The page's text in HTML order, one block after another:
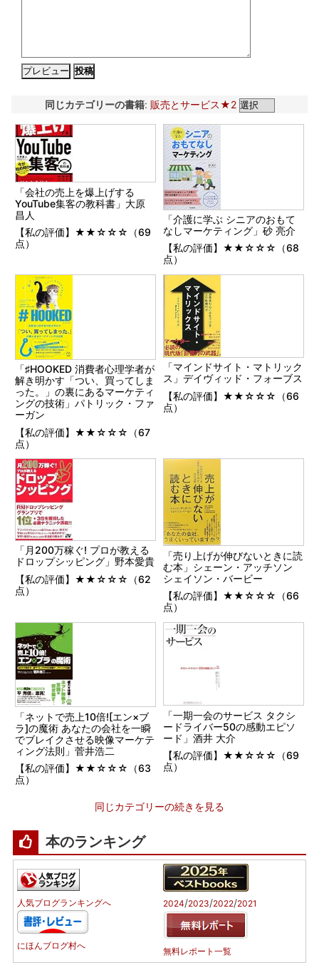
同じカテゴリーの書籍: 販売とサービス★2
「会社の売上を爆上げする
YouTube集客の教科書」大原
昌人
【私の評価】★★☆☆☆（69
点）
「介護に学ぶ シニアのおもて
なしマーケティング」砂 亮介
【私の評価】★★☆☆☆（68
点）
「♯HOOKED 消費者心理学者が
解き明かす「つい、買ってしま
った。」の裏にあるマーケティ
ングの技術」パトリック・ファ
ーガン
【私の評価】★★☆☆☆（67
点）
「マインドサイト・マトリック
ス」デイヴィッド・フォーブス
【私の評価】★★☆☆☆（66
点）
「月200万稼ぐ! プロが教える
ドロップシッピング」野本愛貴
【私の評価】★★☆☆☆（62
点）
「売り上げが伸びないときに読
む本」シェーン・アッチソン
シェイソン・バービー
【私の評価】★★☆☆☆（66
点）
「ネットで売上10倍![エン×ブ
ラ]の魔術 あなたの会社を一瞬
でブレイクさせる映像マーケテ
ィング法則」菅井浩二
【私の評価】★★☆☆☆（63
点）
「一期一会のサービス タクシ
ードライバー50の感動エピソ
ード」酒井 大介
【私の評価】★★☆☆☆（69
点）
同じカテゴリーの続きを見る
本のランキング
人気ブログランキングへ
にほんブログ村へ
2024/2023/2022/2021
無料レポート一覧